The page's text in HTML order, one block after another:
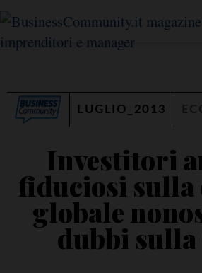
LUGLIO_2013
Investitori
fiduciosi sulla
globale
dubbi sulla